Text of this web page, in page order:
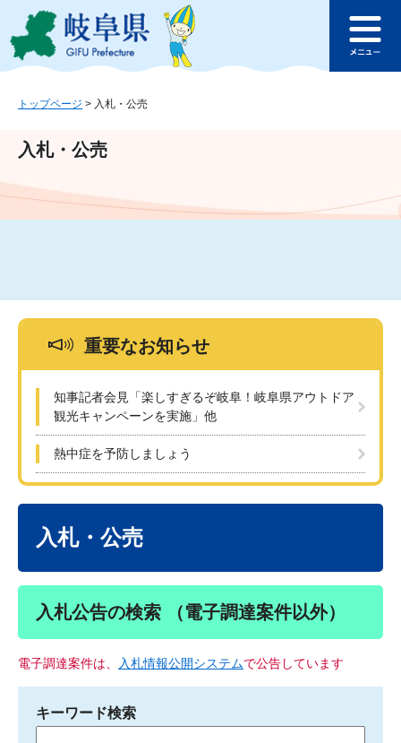
ジ
ュ
文
このページの本文へ
ュ
トップページ > 入札・公売
入札・公売
重要なお知らせ
知事記者会見「楽しすぎるぞ岐阜！岐阜県アウトドア
観光キャンペーンを実施」他
熱中症を予防しましょう
入札・公売
入札公告の検索 （電子調達案件以外）
電子調達案件は、 入札情報公開システムで公告しています
キーワード検索